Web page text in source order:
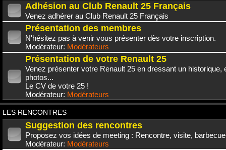
Adhésion au Club Renault 25 Français
Venez adhérer au Club Renault 25 Français
Présentation des membres
N'hésitez pas à venir vous présenter dès votre inscription.
Modérateur: Modérateurs
Présentation de votre Renault 25
Venez présenter votre Renault 25 en dressant un historique,
photos...
Le CV de votre 25 !
Modérateur: Modérateurs
LES RENCONTRES
Suggestion des rencontres
Proposez vos idées de meeting : Rencontre, visite,
Modérateur: Modérateurs